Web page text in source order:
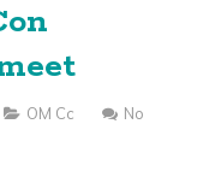
OM Cc
No